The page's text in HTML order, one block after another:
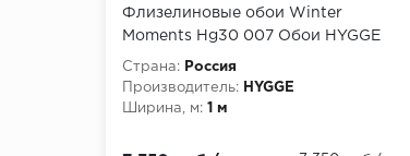
Флизелиновые обои Winter
Moments Hg30 007 Обои HYGGE
Roll (Winter Moments) (1*6)
10,05x1,00 флизелин
Страна:
Россия
Производитель:
HYGGE
Ширина, м: 1 м